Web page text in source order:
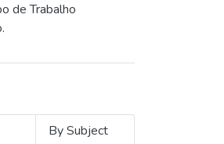
de Trabalho
By Subject